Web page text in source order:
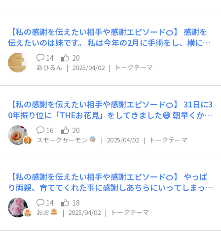
【私の感謝を伝えたい相手や感謝エピソード🍊】 感謝を
伝えたいのは妹です。 私は今年の2月に手術をし、横にな
る日も多く腰の痛さと1ヶ月は自転車に乗れないなど、外
出制限があったので普段は私が買い物をしていますが、妹
が会社の帰りにスーパーに寄ってくれたりしました。 ネ
ットスーパーなども考えたのですが「少量買うだけだから
ら自転車許可をもらったので、お礼に「お昼に食べてね」
とスーパーで売っている絶望スパゲティを買いました。
14 20
あひるん | 2025/04/02 | トークテーマ
【私の感謝を伝えたい相手や感謝エピソード🍊】 31日に3
0年振り位に「THEお花見」をしてきました😄 朝早くから
場所取りをしてくれた次男と朝早くから色々なお店にお料
理やデザートを買ったり、作ったりしてくれた次男の婚約
者に「ありかとう」と伝えたいです（既に伝えちゃいまし
たが😅） 2人は、ローストビーフやもやしの和風マリネ等
お料理を用意してくれました。 そして、彼女のお母様も
朝一で並んで名店のお稲荷さんを、私は海老ディップとあ
まおう、大きなシャンパンを持って行きました😋 一度で
は、出しきれないお料理の数々🤩お陰で、豪華なお花見に
16 20
スモークサーモン | 2025/04/02 | トークテーマ
【私の感謝を伝えたい相手や感謝エピソード🍊】 やっぱ
り両親、育ててくれた事に感謝しあちらにいってしまって
から気がつく事が多いです そして家族、私が元気でいな
くてはと思わせてくれる元です そして心友 皆にありがと
うです
14 18
おお | 2025/04/02 | トークテーマ